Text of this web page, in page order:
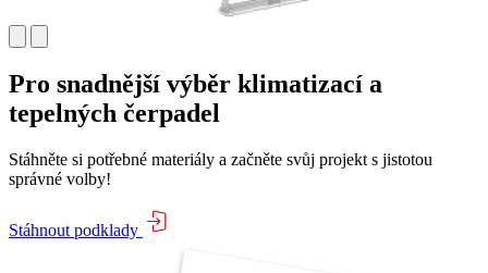
Pro snadnější výběr klimatizací a
tepelných čerpadel
Stáhněte si potřebné materiály a začněte svůj projekt s jistotou
správné volby!
Stáhnout podklady